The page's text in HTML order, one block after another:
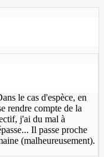
le cas d'espèce, en
rendre compte de la
j'ai du mal à
Il passe proche
(malheureusement).